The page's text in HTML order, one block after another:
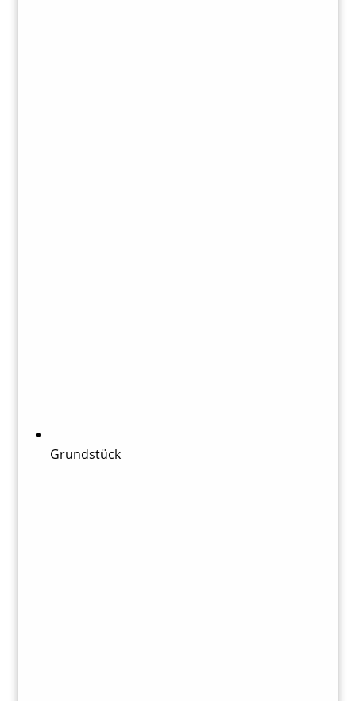
Grundstück